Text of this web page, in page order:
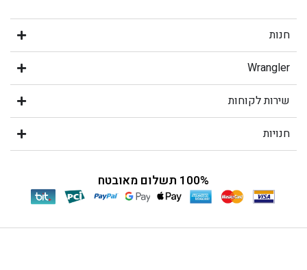
חנות
Wrangler
שירות לקוחות
חנויות
100% תשלום מאובטח